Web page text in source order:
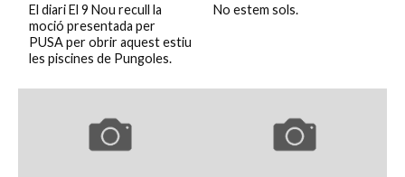
El diari El 9 Nou recull la
moció presentada per
PUSA per obrir aquest estiu
les piscines de Pungoles.
No estem sols.